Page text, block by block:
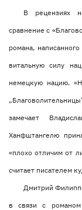
В рецензиях
сравнение с
романа,
витальную силу
немецкую нацию.
замечает
Ханфштангелю
«плохо отличим от
считает писателем
Дмитрий
в связи с романом